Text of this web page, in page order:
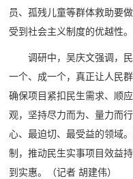
员、孤残儿童等群体救助要
受到社会主义制度的优越性。
调研中，吴庆文强调，
一个、成一个，真正让人民
确保项目紧扣民生需求、顺
观，坚持尽力而为、量力而
心、最迫切、最受益的领域
制，推动民生实事项目效益
到实惠。
（记者 胡建伟）